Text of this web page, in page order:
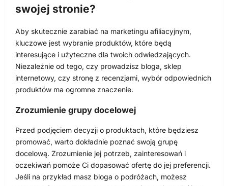
swojej stronie?
Aby skutecznie zarabiać na marketingu afiliacyjnym,
kluczowe jest wybranie produktów, które będą
interesujące i użyteczne dla twoich odwiedzających.
Niezależnie od tego, czy prowadzisz bloga, sklep
internetowy, czy stronę z recenzjami, wybór odpowiednich
produktów ma ogromne znaczenie.
Zrozumienie grupy docelowej
Przed podjęciem decyzji o produktach, które będziesz
promować, warto dokładnie poznać swoją grupę
docelową. Zrozumienie jej potrzeb, zainteresowań i
oczekiwań pomoże Ci dopasować ofertę do jej preferencji.
Jeśli na przykład masz bloga o podróżach, możesz